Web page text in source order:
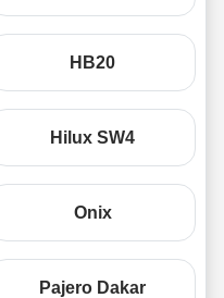
HB20
Hilux SW4
Onix
Pajero Dakar